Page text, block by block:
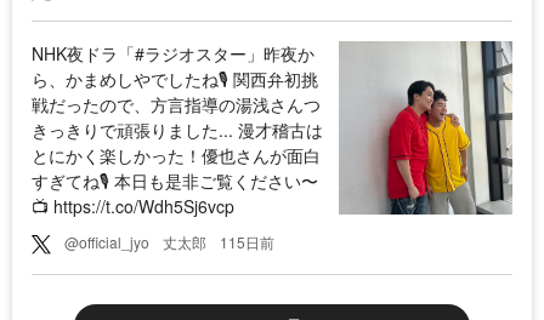
NHK夜ドラ「#ラジオスター」昨夜か
ら、かまめしやでしたね🎙️ 関西弁初挑
戦だったので、方言指導の湯浅さんつ
きっきりで頑張りました... 漫才稽古は
とにかく楽しかった！優也さんが面白
すぎてね🎙️ 本日も是非ご覧ください〜
📺 https://t.co/Wdh5Sj6vcp
@official_jyo 丈太郎 115日前